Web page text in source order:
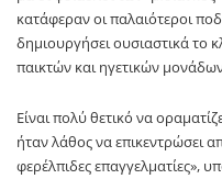
κατάφεραν οι παλαιότεροι
δημιουργήσει ουσιαστικά το
παικτών και ηγετικών
Είναι πολύ θετικό να
ήταν λάθος να επικεντρώσει
φερέλπιδες επαγγελματίες»,